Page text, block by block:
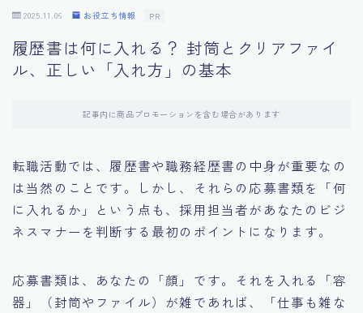
10.面接官に好印象を与える方法
11.キャリアアップを目指す人の応募書類
14.デジタル化やAIの進化がもたらす影響
2025.11.06 お役立ち情報 PR
履歴書は何に入れる？ 封筒とクリアファイ
ル、正しい「入れ方」の基本
記事内に商品プロモーションを含む場合があります
転職活動では、履歴書や職務経歴書の中身が重要なの
は当然のことです。しかし、それらの応募書類を「何
に入れるか」という点も、採用担当者があなたのビジ
ネスマナーを判断する最初のポイントになります。
応募書類は、あなたの「顔」です。それを入れる「容
器」（封筒やファイル）が雑であれば、「仕事も雑な